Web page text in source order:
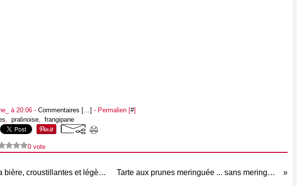
à 20:06 - Commentaires […] - Permalien [#]
, pralinoise, frangipane
0 vote
Gaufres à la bière, croustillantes et légères Tarte aux prunes meringuée ... sans meringue !